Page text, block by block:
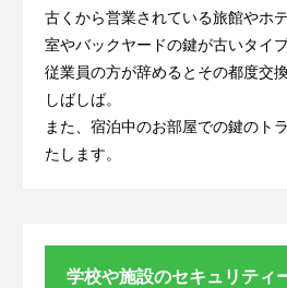
古くから営業されている旅館やホ
室やバックヤードの鍵が古いタイ
従業員の方が辞めるとその都度交
しばしば。
また、宿泊中のお部屋での鍵のト
たします。
学校や施設のセキュリティ